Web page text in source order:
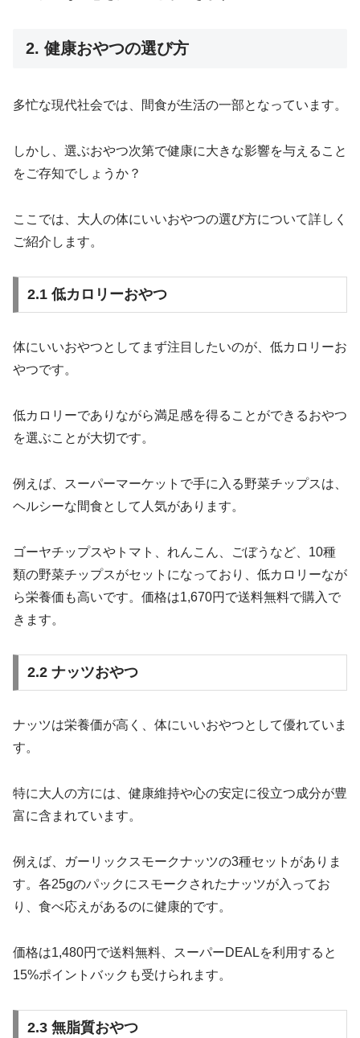
2. 健康おやつの選び方
多忙な現代社会では、間食が生活の一部となっています。
しかし、選ぶおやつ次第で健康に大きな影響を与えること
をご存知でしょうか？
ここでは、大人の体にいいおやつの選び方について詳しく
ご紹介します。
2.1 低カロリーおやつ
体にいいおやつとしてまず注目したいのが、低カロリーお
やつです。
低カロリーでありながら満足感を得ることができるおやつ
を選ぶことが大切です。
例えば、スーパーマーケットで手に入る野菜チップスは、
ヘルシーな間食として人気があります。
ゴーヤチップスやトマト、れんこん、ごぼうなど、10種
類の野菜チップスがセットになっており、低カロリーなが
ら栄養価も高いです。価格は1,670円で送料無料で購入で
きます。
2.2 ナッツおやつ
ナッツは栄養価が高く、体にいいおやつとして優れていま
す。
特に大人の方には、健康維持や心の安定に役立つ成分が豊
富に含まれています。
例えば、ガーリックスモークナッツの3種セットがありま
す。各25gのパックにスモークされたナッツが入ってお
り、食べ応えがあるのに健康的です。
価格は1,480円で送料無料、スーパーDEALを利用すると
15%ポイントバックも受けられます。
2.3 無脂質おやつ